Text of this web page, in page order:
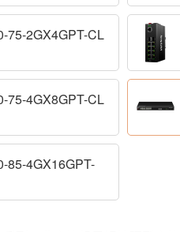
75-2GX4GPT-CL
75-4GX8GPT-CL
85-4GX16GPT-